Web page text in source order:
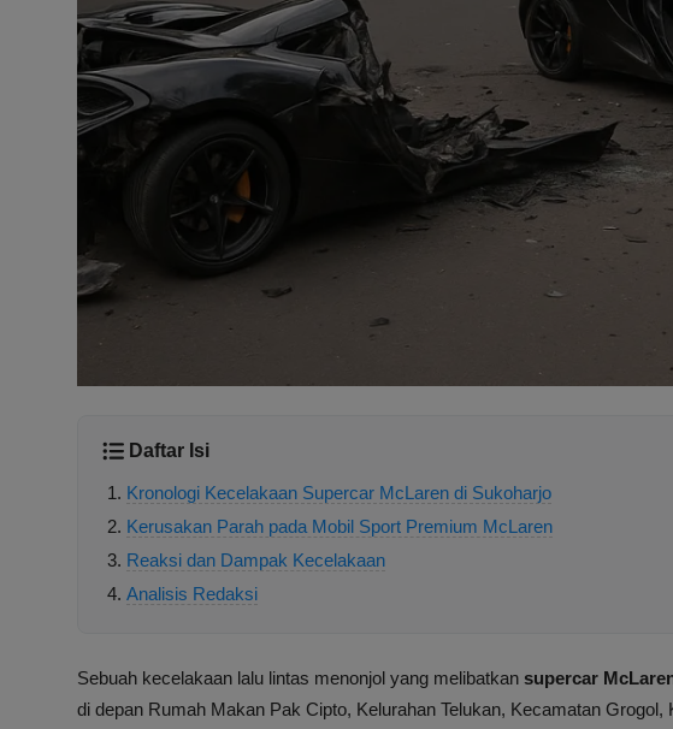
Daftar Isi
Kronologi Kecelakaan Supercar McLaren di Sukoharjo
Kerusakan Parah pada Mobil Sport Premium McLaren
Reaksi dan Dampak Kecelakaan
Analisis Redaksi
Sebuah kecelakaan lalu lintas menonjol yang melibatkan supercar
di depan Rumah Makan Pak Cipto, Kelurahan Telukan, Kecamatan Grogol,